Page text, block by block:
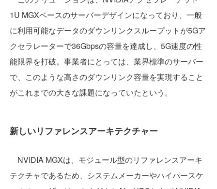
1U MGXベースのサーバーデザインになっており、一般
に利用可能なデータのダウンリンクスループットが5Gア
クセラレーターで36Gbpsの容量を達成し、5G速度の性
能限界を打破。事業者にとっては、業界標準のサーバー
で、このような高さのダウンリンク容量を実現すること
がこれまでの大きな課題になっていたという。
新しいリファレンスアーキテクチャー
NVIDIA MGXは、モジュール型のリファレンスアーキ
テクチャであるため、システムメーカーやハイパースケ